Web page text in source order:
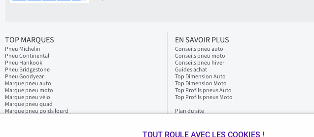
TOP MARQUES
Pneu Michelin
Pneu Continental
Pneu Hankook
Pneu Bridgestone
Pneu Goodyear
Marque pneu auto
Marque pneu moto
Marque pneu vélo
Marque pneu quad
Marque pneu poids lourd
EN SAVOIR PLUS
Conseils pneu auto
Conseils pneu moto
Conseils pneu hiver
Guides achat
Top Dimension Auto
Top Dimension Moto
Top Profils pneus Auto
Top Profils pneus Moto
Plan du site
TOUT ROULE AVEC LES COOKIES !